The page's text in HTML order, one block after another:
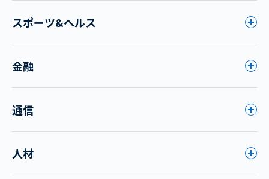
スポーツ&ヘルス
金融
通信
人材